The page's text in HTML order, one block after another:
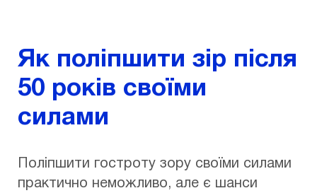
Як поліпшити зір після
50 років своїми
силами
Поліпшити гостроту зору своїми силами
практично неможливо, але є шанси